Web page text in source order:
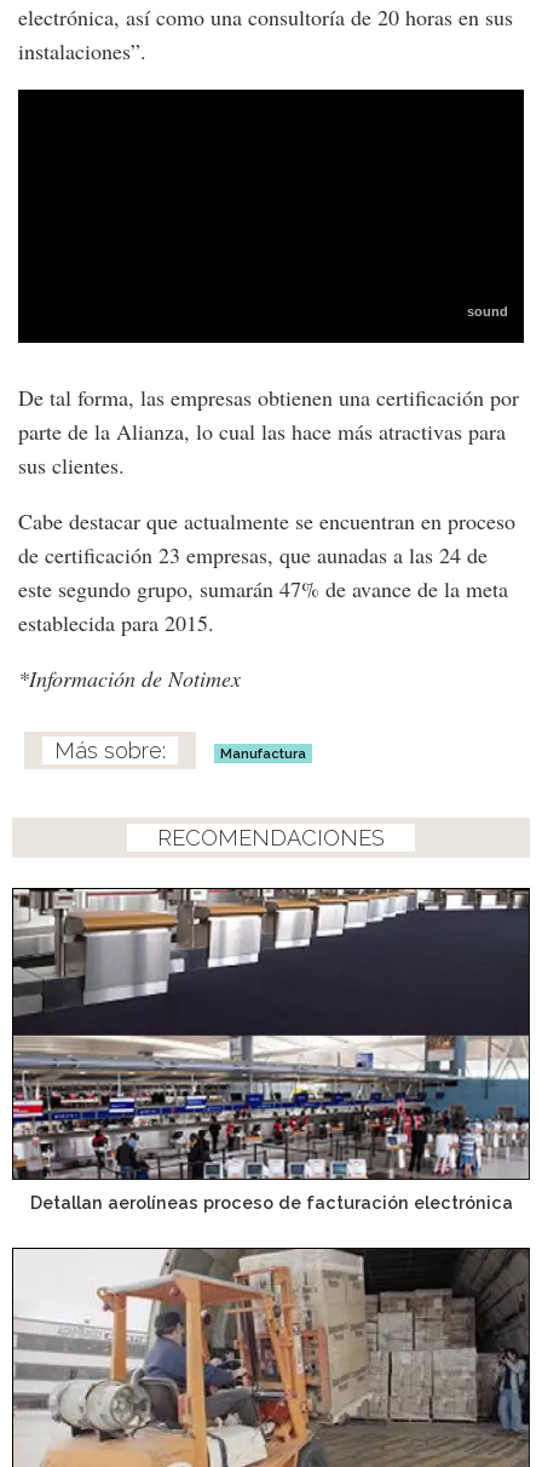
electrónica, así como una consultoría de 20 horas en sus
instalaciones”.
De tal forma, las empresas obtienen una certificación por
parte de la Alianza, lo cual las hace más atractivas para
sus clientes.
Cabe destacar que actualmente se encuentran en proceso
de certificación 23 empresas, que aunadas a las 24 de
este segundo grupo, sumarán 47% de avance de la meta
establecida para 2015.
*Información de Notimex
Manufactura
RECOMENDACIONES
Detallan aerolíneas proceso de facturación electrónica